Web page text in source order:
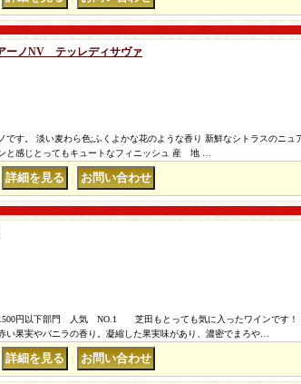
ーノNV テッレディサヴァ
です。 淡い麦わら色;ふくよかな花のような香り 新鮮なシトラスのニュ
と感じとってもキュートなフィニッシュ 産 地 …
円以下部門 人気 NO.1 芝田もとっても気に入ったワインです！
い果実やバニラの香り。凝縮した果実味があり、濃密でまろや…